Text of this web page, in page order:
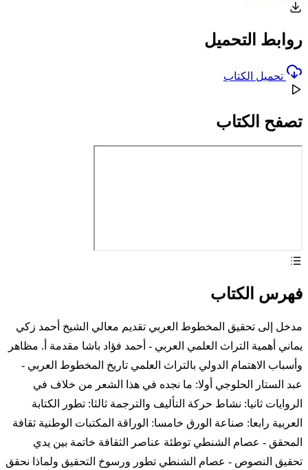
روابط التحميل
تحميل الكتاب
تصفح الكتاب
فهرس الكتاب
مدخل إلى تحقيق المخطوط العربي تقديم معالي الشيخ أحمد زكي
يماني أهمية التراث العلمي العربي - أحمد فؤاد باشا مقدمة أ. مظاهر
وأسباب الاهتمام الدولي بالتراث العلمي تاريخ المخطوط العربي -
عبد الستار الحلوجي أولا: ما نجده في هذا الشعر من خلاف في
الروايات ثانيا: نشاط حركة التأليف والترجمة ثالثا: تطور الكتابة
العربية رابعا: صناعة الورق خامسا: الوراقة المكتبات الوطنية ثقافة
المحقق - عصام الشنطي توطئة عناصر الثقافة خاتمة بين يدي
تحقيق النصوص - عصام الشنطي تطور ورسوخ التحقيق ولماذا نحقق